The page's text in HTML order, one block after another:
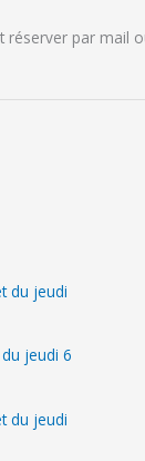
réserver par mail
du jeudi
jeudi 6
du jeudi